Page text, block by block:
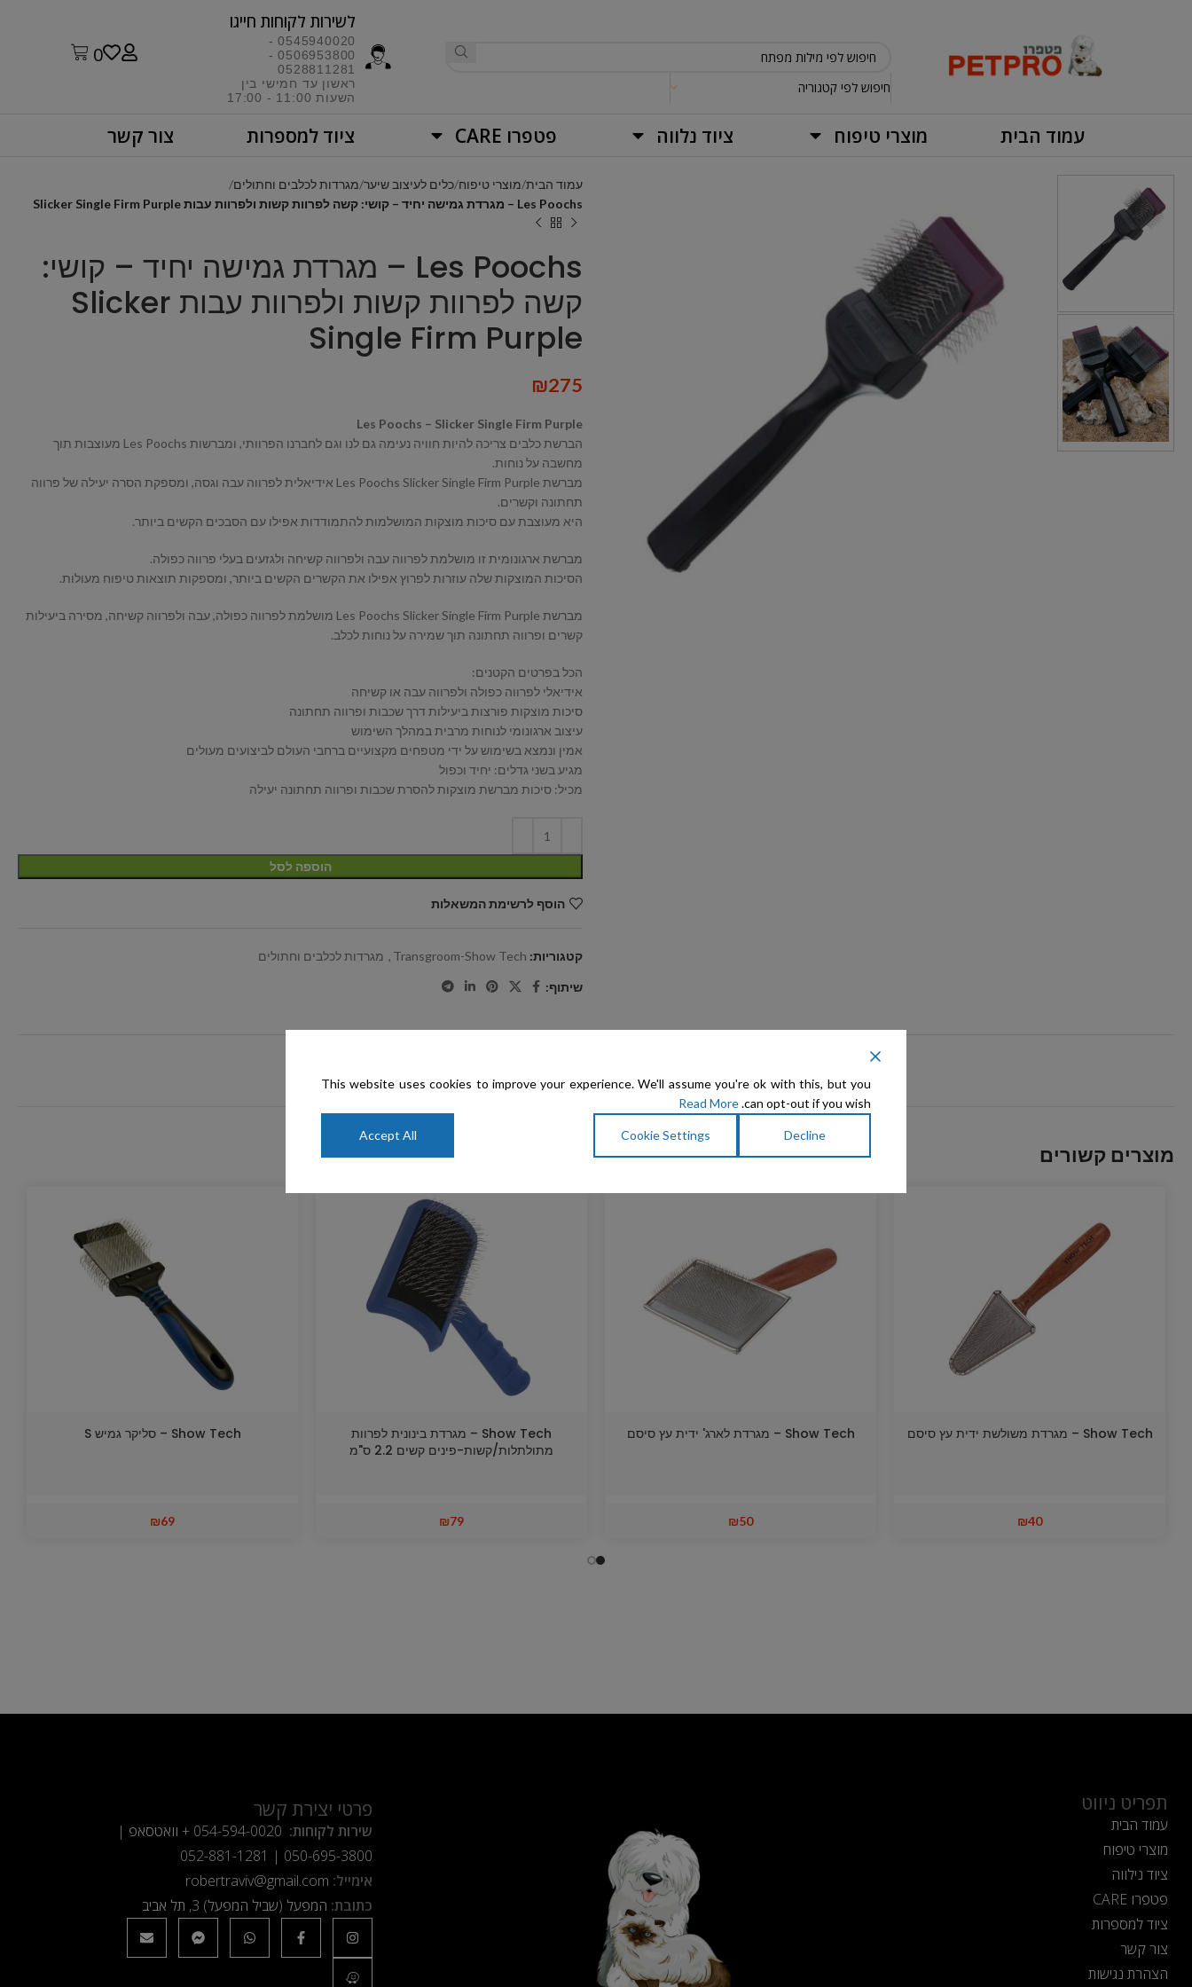
חיפוש לפי קטגוריה
לשירות לקוחות חייגו​
0545940020 -
0506953800 -
0528811281
ראשון עד חמישי בין
השעות 11:00 - 17:00​
0
עמוד הבית מוצרי טיפוח ציוד נלווה פטפרו CARE ציוד למספרות צור קשר
עמוד הבית מוצרי טיפוח כלים לעיצוב שיער מגרדות לכלבים וחתולים
Les Poochs – מגרדת גמישה יחיד – קושי: קשה לפרוות קשות ולפרוות עבות Slicker Single Firm Purple
Les Poochs – מגרדת גמישה יחיד – קושי:
קשה לפרוות קשות ולפרוות עבות Slicker
Single Firm Purple
₪275
Les Poochs – Slicker Single Firm Purple
הברשת כלבים צריכה להיות חוויה נעימה גם לנו וגם לחברנו הפרוותי, ומברשות Les Poochs מעוצבות תוך
מחשבה על נוחות.
מברשת Les Poochs Slicker Single Firm Purple אידיאלית לפרווה עבה וגסה, ומספקת הסרה יעילה של פרווה
תחתונה וקשרים.
היא מעוצבת עם סיכות מוצקות המושלמות להתמודדות אפילו עם הסבכים הקשים ביותר.
מברשת ארגונומית זו מושלמת לפרווה עבה ולפרווה קשיחה ולגזעים בעלי פרווה כפולה.
הסיכות המוצקות שלה עוזרות לפרוץ אפילו את הקשרים הקשים ביותר, ומספקות תוצאות טיפוח מעולות.
מברשת Les Poochs Slicker Single Firm Purple מושלמת לפרווה כפולה, עבה ולפרווה קשיחה, מסירה ביעילות
קשרים ופרווה תחתונה תוך שמירה על נוחות לכלב.
הכל בפרטים הקטנים:
אידיאלי לפרווה כפולה ולפרווה עבה או קשיחה
סיכות מוצקות פורצות ביעילות דרך שכבות ופרווה תחתונה
עיצוב ארגונומי לנוחות מרבית במהלך השימוש
אמין ונמצא בשימוש על ידי מטפחים מקצועיים ברחבי העולם לביצועים מעולים
מגיע בשני גדלים: יחיד וכפול
מכיל: סיכות מברשת מוצקות להסרת שכבות ופרווה תחתונה יעילה
הוספה לסל
הוסף לרשימת המשאלות
קטגוריות: Transgroom-Show Tech
, מגרדות לכלבים וחתולים
שיתוף:
מוצרים קשורים
Show Tech – מגרדת משולשת ידית עץ סיסם
₪40
Show Tech – מגרדת לארג' ידית עץ סיסם
₪50
Show Tech – מגרדת בינונית לפרוות
מתולתלות/קשות-פינים קשים 2.2 ס"מ
₪79
Show Tech – סליקר גמיש S
₪69
תפריט ניווט
עמוד הבית
מוצרי טיפוח
ציוד נילווה
פטפרו CARE
ציוד למספרות
צור קשר
הצהרת נגישות
פרטי יצירת קשר
שירות לקוחות: 054-594-0020 + וואטסאפ |
050-695-3800
|
052-881-1281
אימייל: robertraviv@gmail.com
כתובת: המפעל (שביל המפעל) 3, תל אביב
This website uses cookies to improve your experience. We'll assume you're ok with this, but you
can opt-out if you wish.
Read More
Decline
Cookie Settings
Accept All